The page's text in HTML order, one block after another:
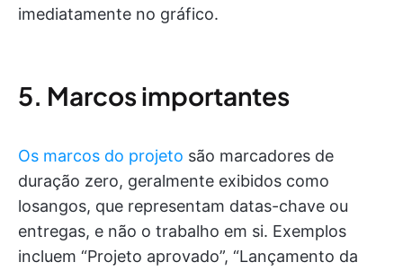
imediatamente no gráfico.
5. Marcos importantes
Os marcos do projeto são marcadores de
duração zero, geralmente exibidos como
losangos, que representam datas-chave ou
entregas, e não o trabalho em si. Exemplos
incluem “Projeto aprovado”, “Lançamento da